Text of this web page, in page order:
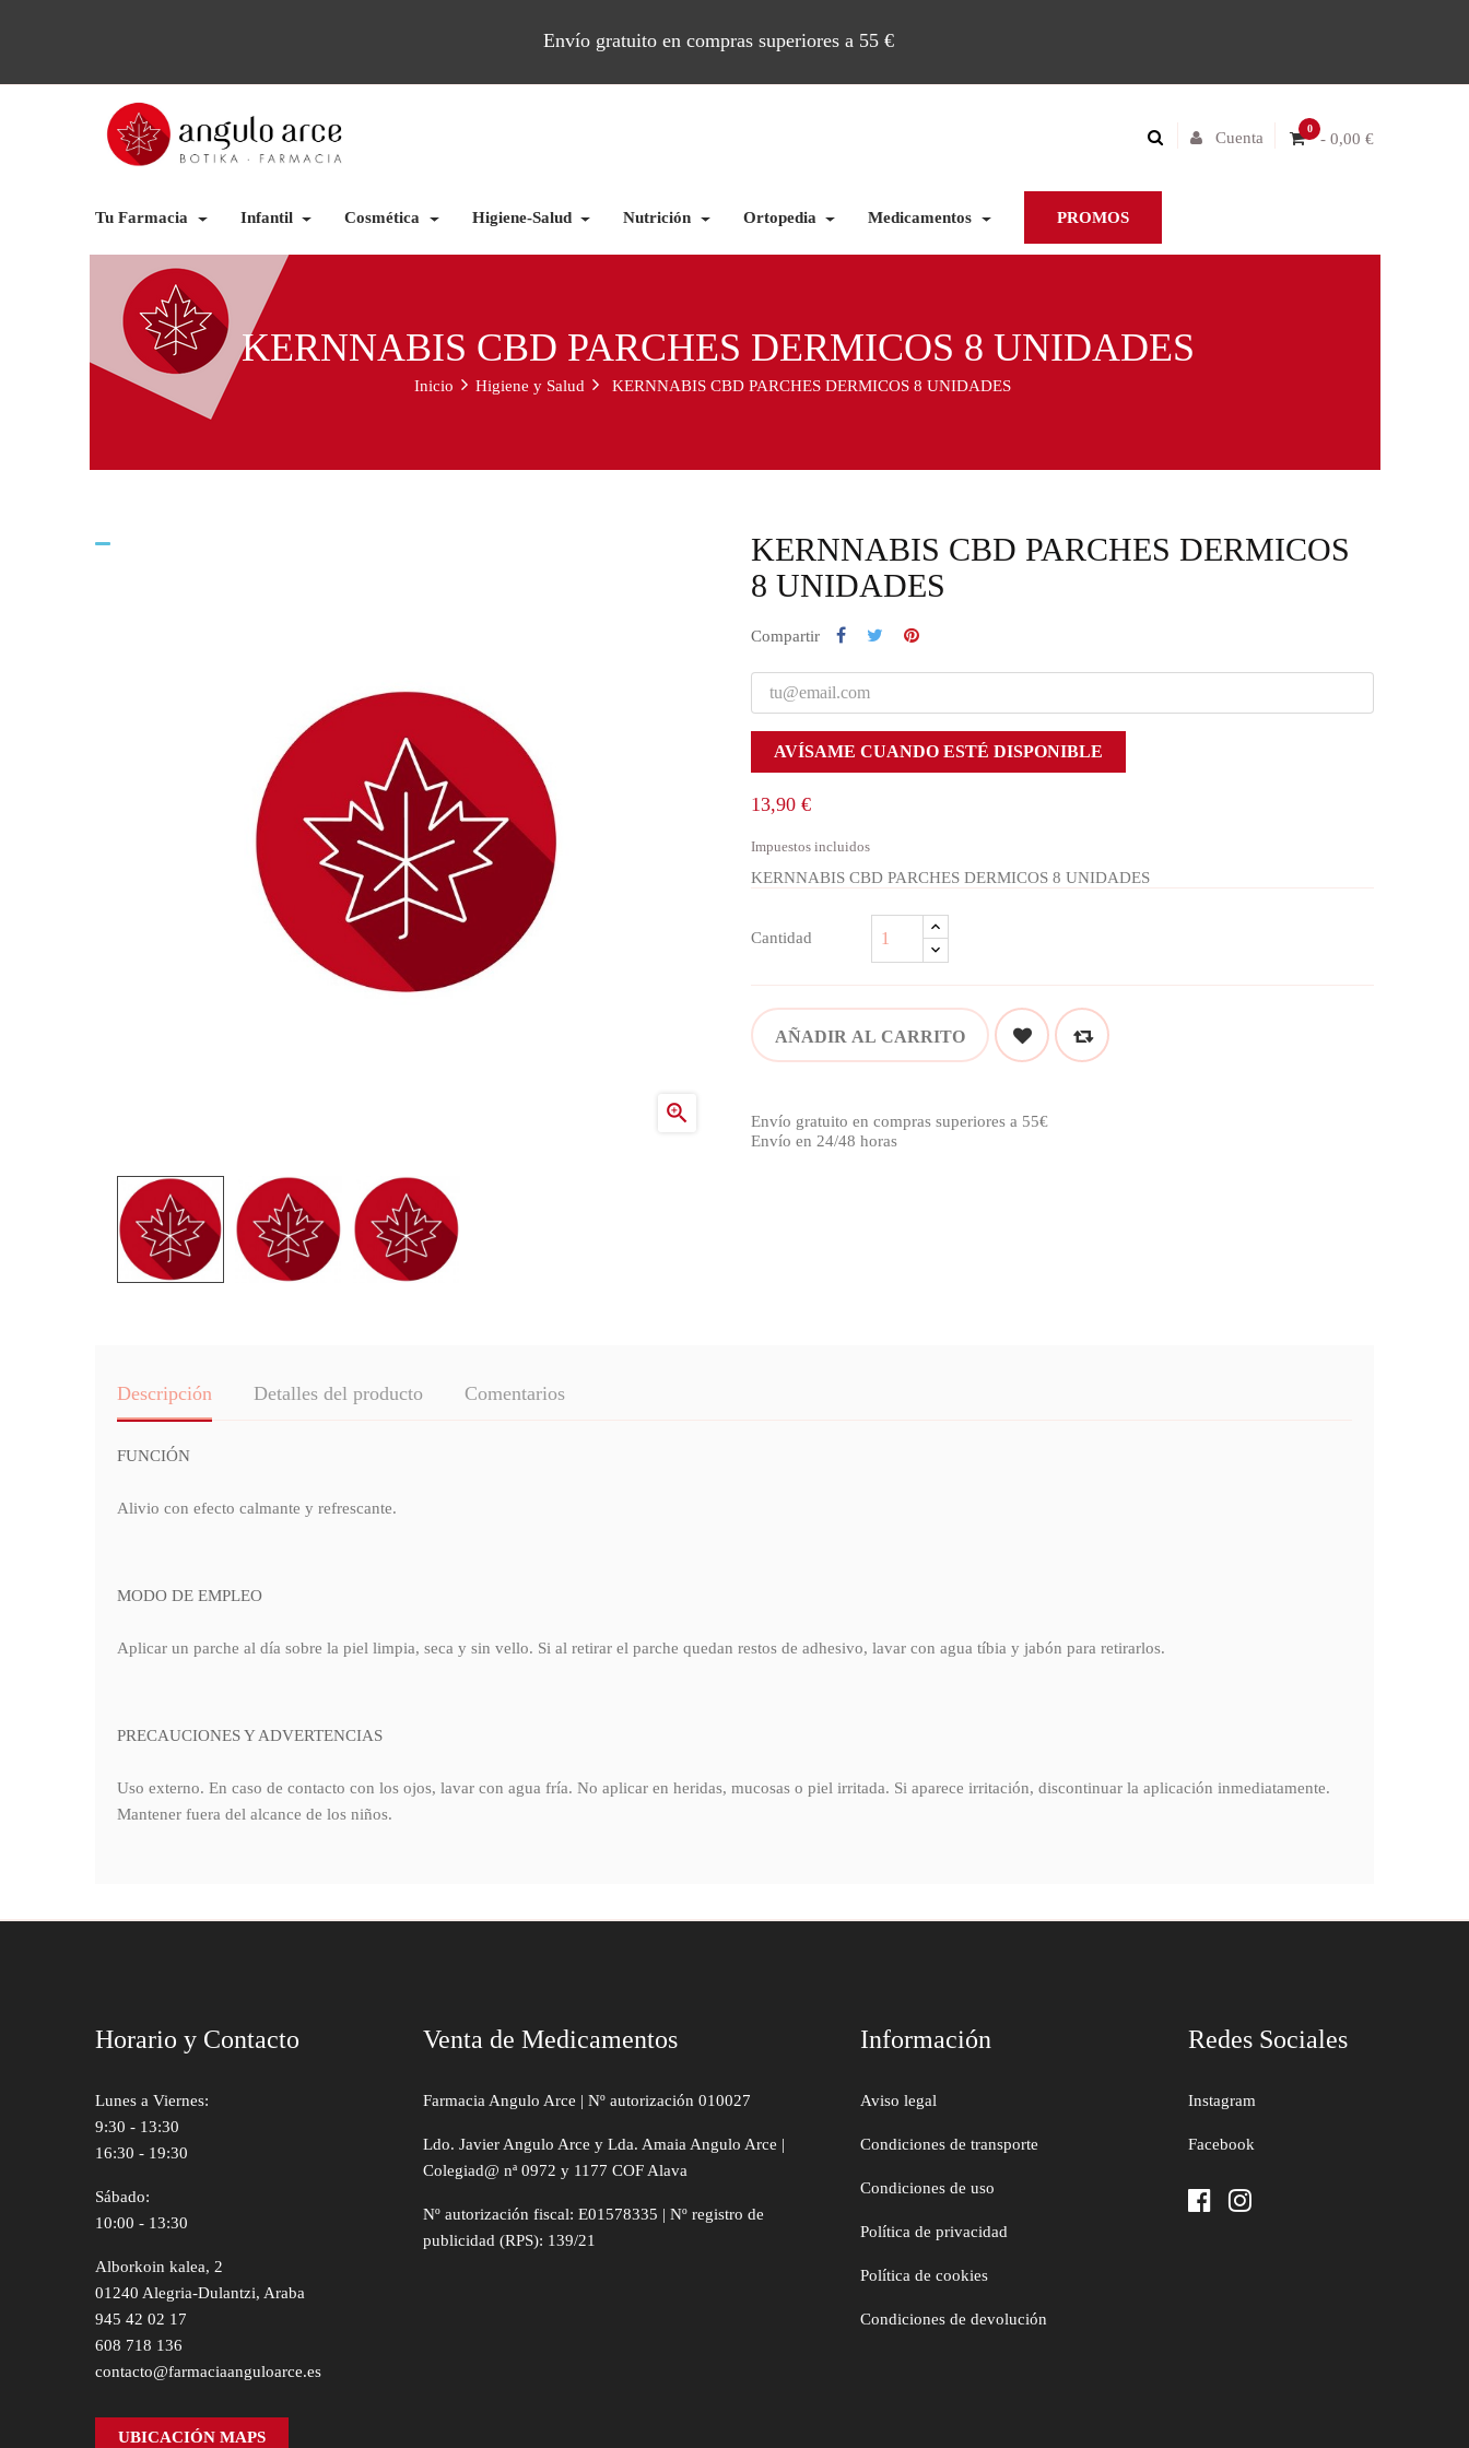
Envío gratuito en compras superiores a 55 €
0
- 0,00 €
Cuenta
Tu Farmacia Infantil Cosmética Higiene-Salud Nutrición Ortopedia Medicamentos PROMOS
KERNNABIS CBD PARCHES DERMICOS 8 UNIDADES
Inicio Higiene y Salud KERNNABIS CBD PARCHES DERMICOS 8 UNIDADES

KERNNABIS CBD PARCHES DERMICOS
8 UNIDADES
Compartir
AVÍSAME CUANDO ESTÉ DISPONIBLE
13,90 €
Impuestos incluidos
KERNNABIS CBD PARCHES DERMICOS 8 UNIDADES
Cantidad
AÑADIR AL CARRITO
Envío gratuito en compras superiores a 55€
Envío en 24/48 horas
Descripción Detalles del producto Comentarios
FUNCIÓN
Alivio con efecto calmante y refrescante.
MODO DE EMPLEO
Aplicar un parche al día sobre la piel limpia, seca y sin vello. Si al retirar el parche quedan restos de adhesivo, lavar con agua tíbia y jabón para retirarlos.
PRECAUCIONES Y ADVERTENCIAS
Uso externo. En caso de contacto con los ojos, lavar con agua fría. No aplicar en heridas, mucosas o piel irritada. Si aparece irritación, discontinuar la aplicación inmediatamente.
Mantener fuera del alcance de los niños.
Horario y Contacto
Lunes a Viernes:
9:30 - 13:30
16:30 - 19:30
Sábado:
10:00 - 13:30
Alborkoin kalea, 2
01240 Alegria-Dulantzi, Araba
945 42 02 17
608 718 136
contacto@farmaciaanguloarce.es
UBICACIÓN MAPS
Venta de Medicamentos
Farmacia Angulo Arce | Nº autorización 010027
Ldo. Javier Angulo Arce y Lda. Amaia Angulo Arce |
Colegiad@ nª 0972 y 1177 COF Alava
Nº autorización fiscal: E01578335 | Nº registro de
publicidad (RPS): 139/21
Información
Aviso legal
Condiciones de transporte
Condiciones de uso
Política de privacidad
Política de cookies
Condiciones de devolución
Redes Sociales
Instagram
Facebook